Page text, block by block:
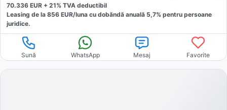
70.336 EUR + 21% TVA deductibil
Leasing de la 856 EUR/luna cu dobăndă anuală 5,7% pentru persoane
juridice.
Sună WhatsApp Mesaj Favorite